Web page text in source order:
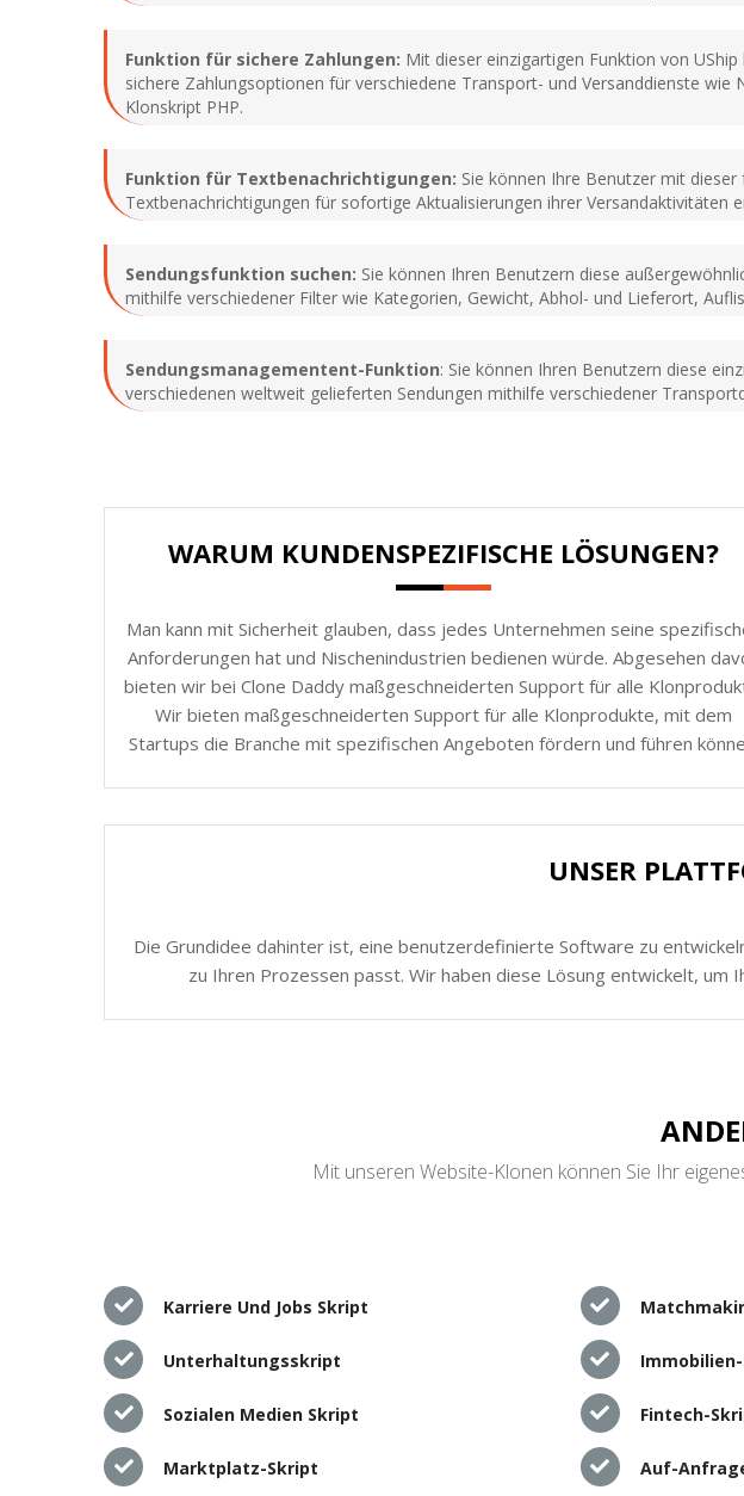
Funktion für sichere Zahlungen: Mit dieser einzigartigen Funktion von
sichere Zahlungsoptionen für verschiedene Transport- und Versanddienste
Klonskript PHP.
Funktion für Textbenachrichtigungen: Sie können Ihre Benutzer mit
Textbenachrichtigungen für sofortige Aktualisierungen ihrer Versandaktivitäten
Sendungsfunktion suchen: Sie können Ihren Benutzern diese
mithilfe verschiedener Filter wie Kategorien, Gewicht, Abhol- und Lieferort,
Sendungsmanagementent-Funktion: Sie können Ihren Benutzern diese
verschiedenen weltweit gelieferten Sendungen mithilfe verschiedener
WARUM KUNDENSPEZIFISCHE LÖSUNGEN?
Man kann mit Sicherheit glauben, dass jedes Unternehmen seine
Anforderungen hat und Nischenindustrien bedienen würde. Abgesehen
bieten wir bei Clone Daddy maßgeschneiderten Support für alle
Wir bieten maßgeschneiderten Support für alle Klonprodukte, mit dem
Startups die Branche mit spezifischen Angeboten fördern und führen
UNSER
Die Grundidee dahinter ist, eine benutzerdefinierte Software zu
zu Ihren Prozessen passt. Wir haben diese Lösung entwickelt, um
Mit unseren Website-Klonen können Sie Ihr
Karriere Und Jobs Skript
Unterhaltungsskript
Sozialen Medien Skript Fintech-
Marktplatz-Skript Auf-